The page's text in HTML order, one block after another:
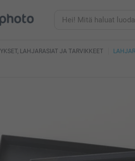
LAHJARASIAT JA TARVIKKEET